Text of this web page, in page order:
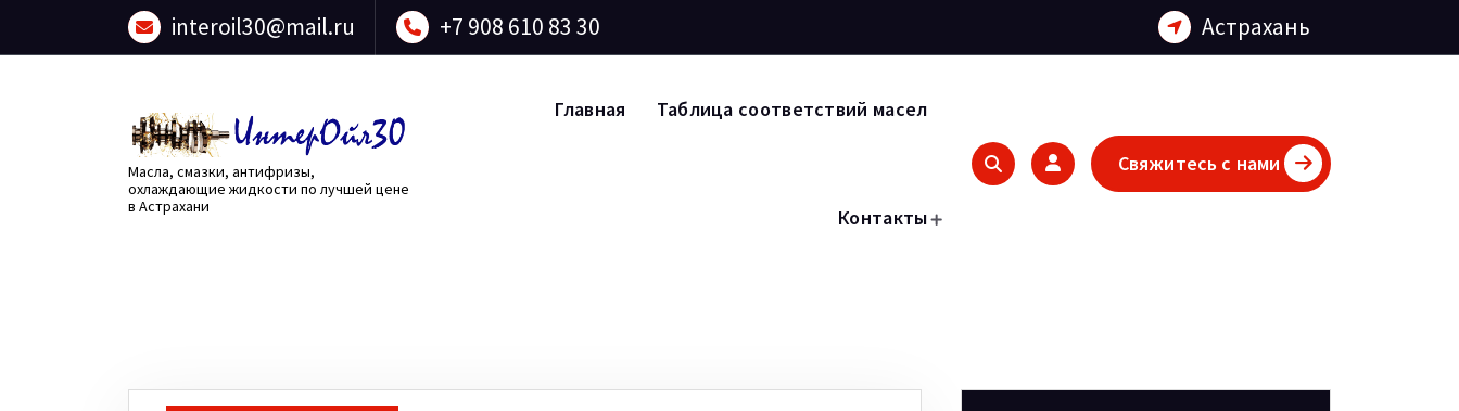
interoil30@mail.ru +7 908 610 83 30 Астрахань
Масла, смазки, антифризы,
охлаждающие жидкости по лучшей цене
в Астрахани
Главная Таблица соответствий масел
Контакты
Свяжитесь с нами